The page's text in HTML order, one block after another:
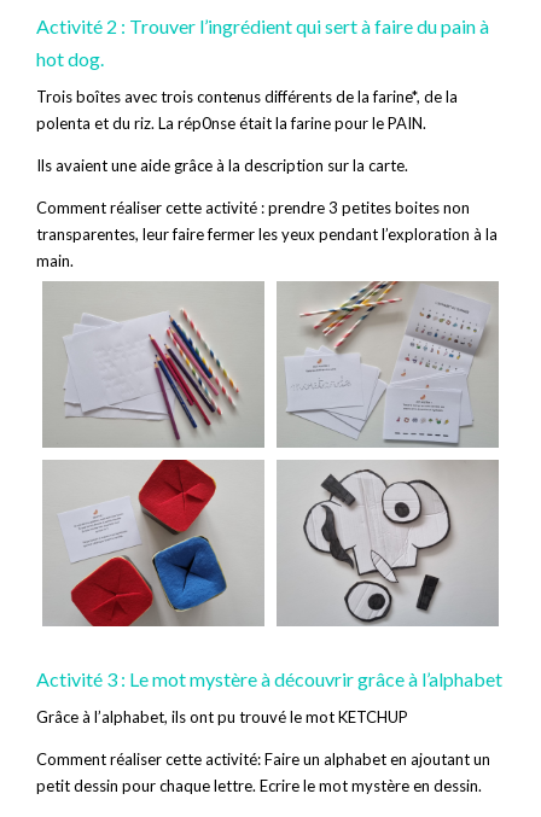
Activité 2 : Trouver l’ingrédient qui sert à faire du pain à
hot dog.
Trois boîtes avec trois contenus différents de la farine*, de la
polenta et du riz. La rép0nse était la farine pour le PAIN.
Ils avaient une aide grâce à la description sur la carte.
Comment réaliser cette activité : prendre 3 petites boites non
transparentes, leur faire fermer les yeux pendant l’exploration à la
main.
Activité 3 : Le mot mystère à découvrir grâce à l’alphabet
Grâce à l’alphabet, ils ont pu trouvé le mot KETCHUP
Comment réaliser cette activité: Faire un alphabet en ajoutant un
petit dessin pour chaque lettre. Ecrire le mot mystère en dessin.